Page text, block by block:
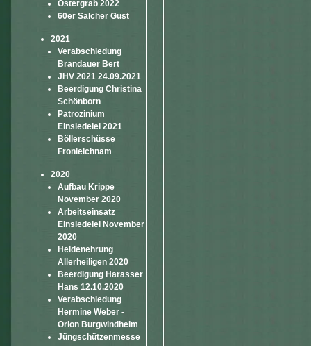
Ostergrab 2022
60er Salcher Gust
2021
Verabschiedung
Brandauer Bert
JHV 2021 24.09.2021
Beerdigung Christina
Schönborn
Patrozinium
Einsiedelei 2021
Böllerschüsse
Fronleichnam
2020
Aufbau Krippe
November 2020
Arbeitseinsatz
Einsiedelei November
2020
Heldenehrung
Allerheiligen 2020
Beerdigung Harasser
Hans 12.10.2020
Verabschiedung
Hermine Weber -
Orion Burgwindheim
Jüngschützenmesse